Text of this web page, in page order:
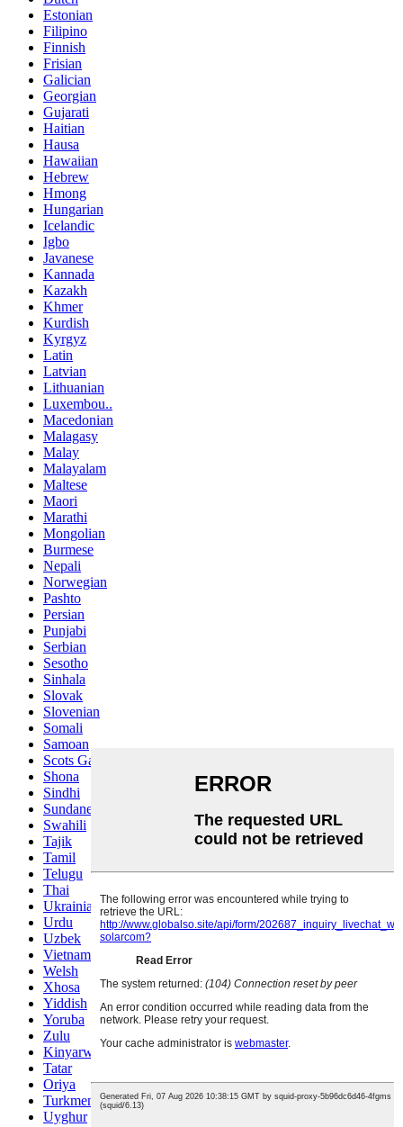
Estonian
Filipino
Finnish
Frisian
Galician
Georgian
Gujarati
Haitian
Hausa
Hawaiian
Hebrew
Hmong
Hungarian
Icelandic
Igbo
Javanese
Kannada
Kazakh
Khmer
Kurdish
Kyrgyz
Latin
Latvian
Lithuanian
Luxembou..
Macedonian
Malagasy
Malay
Malayalam
Maltese
Maori
Marathi
Mongolian
Burmese
Nepali
Norwegian
Pashto
Persian
Punjabi
Serbian
Sesotho
Sinhala
Slovak
Slovenian
Somali
Samoan
Scots Gaelic
Shona
Sindhi
Sundanese
Swahili
Tajik
Tamil
Telugu
Thai
Ukrainian
Urdu
Uzbek
Vietnamese
Welsh
Xhosa
Yiddish
Yoruba
Zulu
Kinyarwanda
Tatar
Oriya
Turkmen
Uyghur